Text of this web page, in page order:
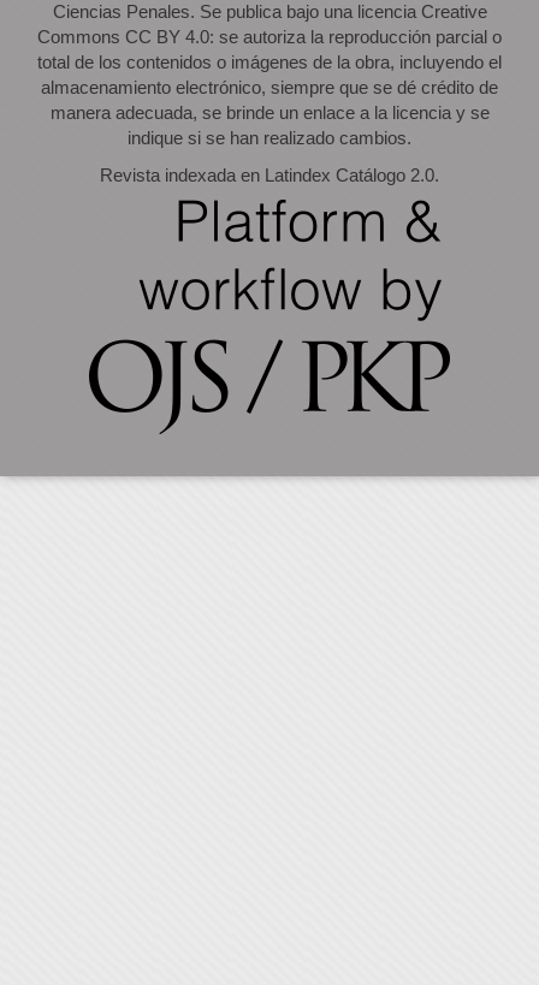
Ciencias Penales. Se publica bajo una licencia Creative
Commons CC BY 4.0: se autoriza la reproducción parcial o
total de los contenidos o imágenes de la obra, incluyendo el
almacenamiento electrónico, siempre que se dé crédito de
manera adecuada, se brinde un enlace a la licencia y se
indique si se han realizado cambios.
Revista indexada en Latindex Catálogo 2.0.